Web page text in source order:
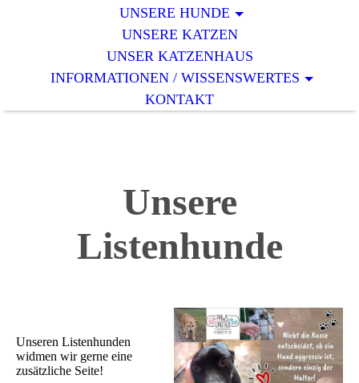
UNSERE HUNDE
UNSERE KATZEN
UNSER KATZENHAUS
INFORMATIONEN / WISSENSWERTES
KONTAKT
Unsere
Listenhunde
Unseren Listenhunden
widmen wir gerne eine
zusätzliche Seite!